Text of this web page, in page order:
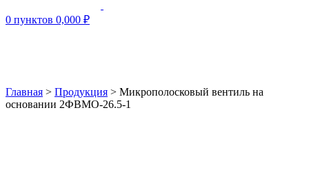
0 пунктов 0,000 ₽
Главная > Продукция > Микрополосковый вентиль на
основании 2ФВМO-26.5-1